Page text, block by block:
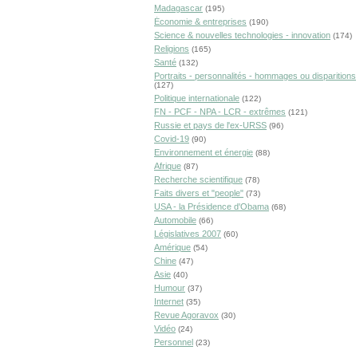
Madagascar (195)
Économie & entreprises (190)
Science & nouvelles technologies - innovation (174)
Religions (165)
Santé (132)
Portraits - personnalités - hommages ou disparitions
(127)
Politique internationale (122)
FN - PCF - NPA - LCR - extrêmes (121)
Russie et pays de l'ex-URSS (96)
Covid-19 (90)
Environnement et énergie (88)
Afrique (87)
Recherche scientifique (78)
Faits divers et "people" (73)
USA - la Présidence d'Obama (68)
Automobile (66)
Législatives 2007 (60)
Amérique (54)
Chine (47)
Asie (40)
Humour (37)
Internet (35)
Revue Agoravox (30)
Vidéo (24)
Personnel (23)